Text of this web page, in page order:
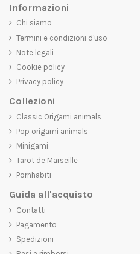
Informazioni
Chi siamo
Termini e condizioni d'uso
Note legali
Cookie policy
Privacy policy
Collezioni
Classic Origami animals
Pop origami animals
Minigami
Tarot de Marseille
Pornhabiti
Guida all'acquisto
Contatti
Pagamento
Spedizioni